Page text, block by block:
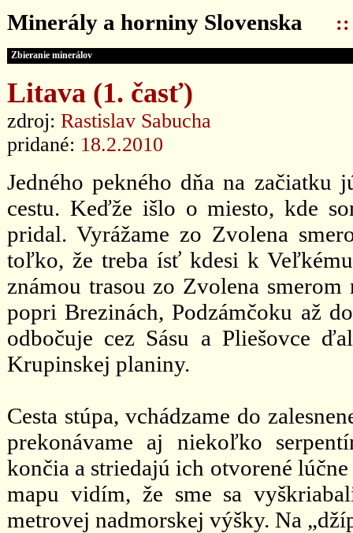
Minerály a horniny Slovenska ::
Zbieranie minerálov
Litava (1. časť)
zdroj: Rastislav Sabucha
pridané: 18.2.2010
Jedného pekného dňa na začiatku
cestu. Keďže išlo o miesto, kde
pridal. Vyrážame zo Zvolena
toľko, že treba ísť kdesi k
známou trasou zo Zvolena
popri Brezinách, Podzámčoku až
odbočuje cez Sásu a Pliešovce
Krupinskej planiny.
Cesta stúpa, vchádzame do
prekonávame aj niekoľko
končia a striedajú ich otvorené
mapu vidím, že sme sa
metrovej nadmorskej výšky. Na